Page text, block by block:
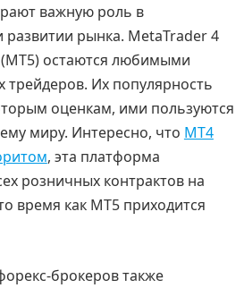
важную роль в
рынка. MetaTrader 4
остаются любимыми
Их популярность
оценкам, ими пользуются
миру. Интересно, что MT4
, эта платформа
розничных контрактов на
время как MT5 приходится
брокеров также